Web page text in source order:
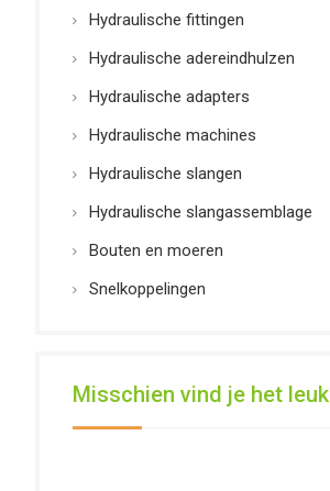
Hydraulische fittingen
Hydraulische adereindhulzen
Hydraulische adapters
Hydraulische machines
Hydraulische slangen
Hydraulische slangassemblage
Bouten en moeren
Snelkoppelingen
Misschien vind je het leuk